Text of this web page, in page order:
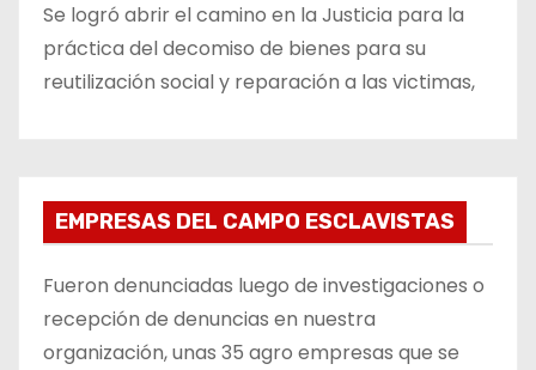
Se logró abrir el camino en la Justicia para la
práctica del decomiso de bienes para su
reutilización social y reparación a las victimas,
EMPRESAS DEL CAMPO ESCLAVISTAS
Fueron denunciadas luego de investigaciones o
recepción de denuncias en nuestra
organización, unas 35 agro empresas que se